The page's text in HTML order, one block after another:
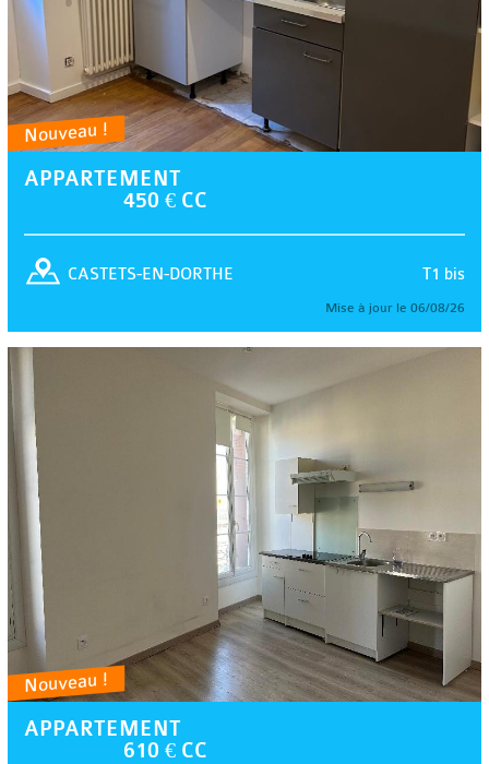
Nouveau !
APPARTEMENT
450 € CC
T1 bis
CASTETS-EN-DORTHE
Mise à jour le 06/08/26
Nouveau !
APPARTEMENT
610 € CC